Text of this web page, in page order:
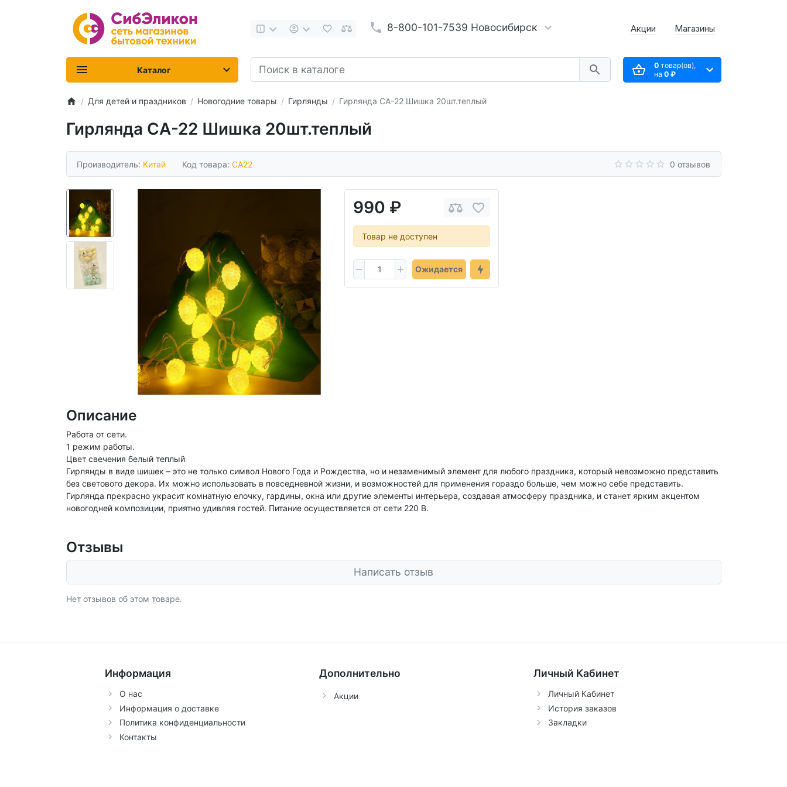
8-800-101-7539 Новосибирск Акции Магазины
0товар(ов),
на 0 ₽
Каталог
Для детей и праздников Новогодние товары Гирлянды Гирлянда СА-22 Шишка 20шт.теплый
Гирлянда СА-22 Шишка 20шт.теплый
Производитель: Китай Код товара: CA22 0 отзывов
990 ₽
Товар не доступен
Ожидается
Описание
Работа от сети.
1 режим работы.
Цвет свечения белый теплый
Гирлянды в виде шишек – это не только символ Нового Года и Рождества, но и незаменимый элемент для любого праздника, который невозможно представить
без светового декора. Их можно использовать в повседневной жизни, и возможностей для применения гораздо больше, чем можно себе представить.
Гирлянда прекрасно украсит комнатную елочку, гардины, окна или другие элементы интерьера, создавая атмосферу праздника, и станет ярким акцентом
новогодней композиции, приятно удивляя гостей. Питание осуществляется от сети 220 В.
Отзывы
Написать отзыв
Нет отзывов об этом товаре.
Информация
О нас
Информация о доставке
Политика конфиденциальности
Контакты
Дополнительно
Акции
Личный Кабинет
Личный Кабинет
История заказов
Закладки